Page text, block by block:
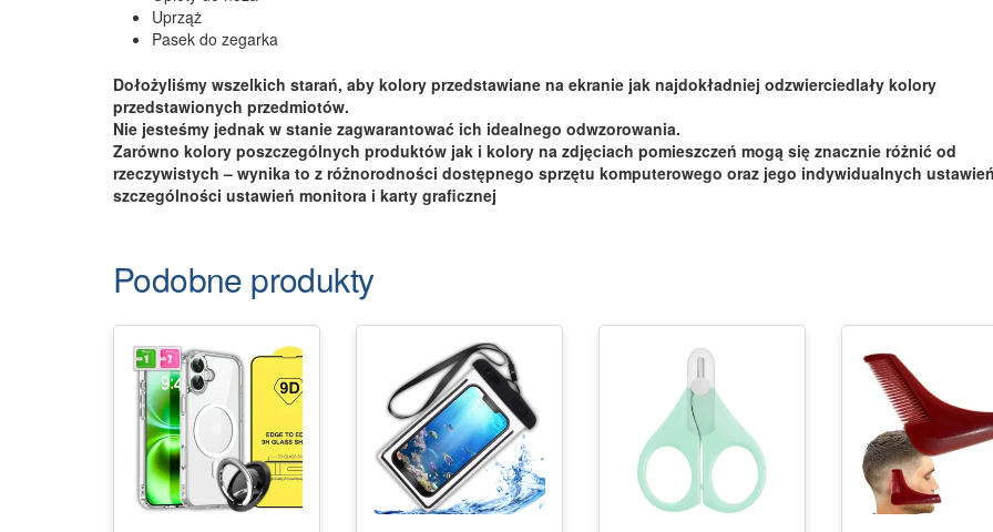
Uprząż
Pasek do zegarka
Dołożyliśmy wszelkich starań, aby kolory przedstawiane na ekranie jak najdokładniej odzwierciedlały kolory
przedstawionych przedmiotów.
Nie jesteśmy jednak w stanie zagwarantować ich idealnego odwzorowania.
Zarówno kolory poszczególnych produktów jak i kolory na zdjęciach pomieszczeń mogą się znacznie różnić od
rzeczywistych – wynika to z różnorodności dostępnego sprzętu komputerowego oraz jego indywidualnych
szczególności ustawień monitora i karty graficznej
Podobne produkty